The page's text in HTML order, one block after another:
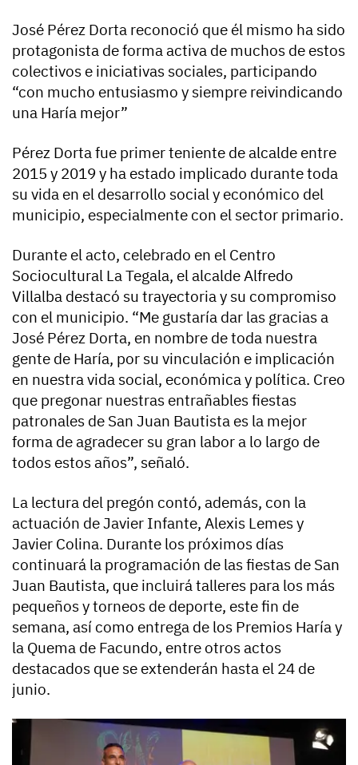
José Pérez Dorta reconoció que él mismo ha sido
protagonista de forma activa de muchos de estos
colectivos e iniciativas sociales, participando
“con mucho entusiasmo y siempre reivindicando
una Haría mejor”
Pérez Dorta fue primer teniente de alcalde entre
2015 y 2019 y ha estado implicado durante toda
su vida en el desarrollo social y económico del
municipio, especialmente con el sector primario.
Durante el acto, celebrado en el Centro
Sociocultural La Tegala, el alcalde Alfredo
Villalba destacó su trayectoria y su compromiso
con el municipio. “Me gustaría dar las gracias a
José Pérez Dorta, en nombre de toda nuestra
gente de Haría, por su vinculación e implicación
en nuestra vida social, económica y política. Creo
que pregonar nuestras entrañables fiestas
patronales de San Juan Bautista es la mejor
forma de agradecer su gran labor a lo largo de
todos estos años”, señaló.
La lectura del pregón contó, además, con la
actuación de Javier Infante, Alexis Lemes y
Javier Colina. Durante los próximos días
continuará la programación de las fiestas de San
Juan Bautista, que incluirá talleres para los más
pequeños y torneos de deporte, este fin de
semana, así como entrega de los Premios Haría y
la Quema de Facundo, entre otros actos
destacados que se extenderán hasta el 24 de
junio.